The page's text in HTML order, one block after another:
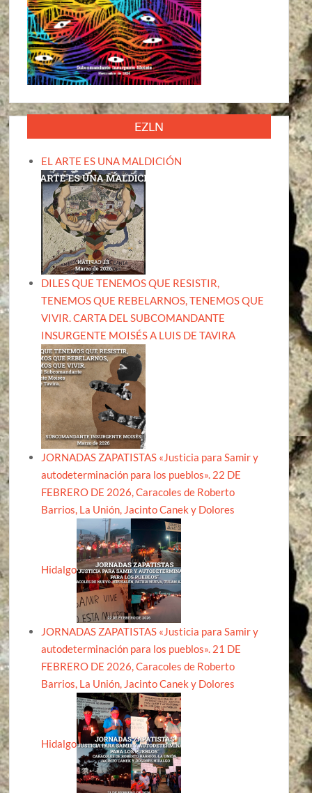
EZLN
EL ARTE ES UNA MALDICIÓN
DILES QUE TENEMOS QUE RESISTIR,
TENEMOS QUE REBELARNOS, TENEMOS QUE
VIVIR. CARTA DEL SUBCOMANDANTE
INSURGENTE MOISÉS A LUIS DE TAVIRA
JORNADAS ZAPATISTAS «Justicia para Samir y
autodeterminación para los pueblos». 22 DE
FEBRERO DE 2026, Caracoles de Roberto
Barrios, La Unión, Jacinto Canek y Dolores
Hidalgo
JORNADAS ZAPATISTAS «Justicia para Samir y
autodeterminación para los pueblos». 21 DE
FEBRERO DE 2026, Caracoles de Roberto
Barrios, La Unión, Jacinto Canek y Dolores
Hidalgo